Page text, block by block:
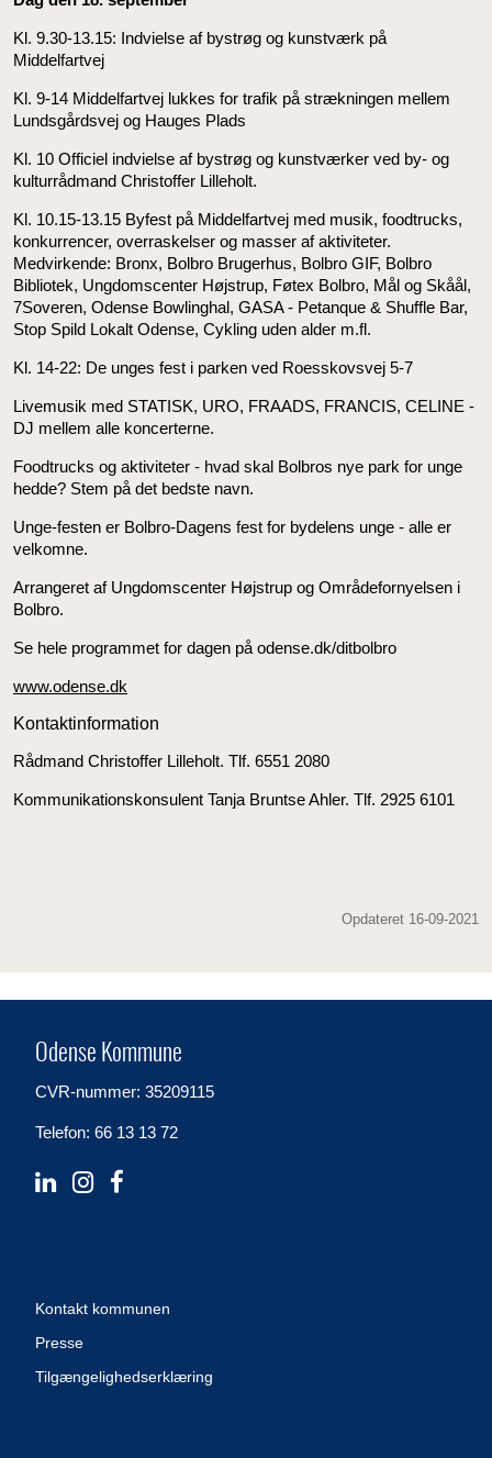
Kl. 9.30-13.15: Indvielse af bystrøg og kunstværk på
Middelfartvej
Kl. 9-14 Middelfartvej lukkes for trafik på strækningen mellem
Lundsgårdsvej og Hauges Plads
Kl. 10 Officiel indvielse af bystrøg og kunstværker ved by- og
kulturrådmand Christoffer Lilleholt.
Kl. 10.15-13.15 Byfest på Middelfartvej med musik, foodtrucks,
konkurrencer, overraskelser og masser af aktiviteter.
Medvirkende: Bronx, Bolbro Brugerhus, Bolbro GIF, Bolbro
Bibliotek, Ungdomscenter Højstrup, Føtex Bolbro, Mål og Skåål,
7Soveren, Odense Bowlinghal, GASA - Petanque & Shuffle Bar,
Stop Spild Lokalt Odense, Cykling uden alder m.fl.
Kl. 14-22: De unges fest i parken ved Roesskovsvej 5-7
Livemusik med STATISK, URO, FRAADS, FRANCIS, CELINE -
DJ mellem alle koncerterne.
Foodtrucks og aktiviteter - hvad skal Bolbros nye park for unge
hedde? Stem på det bedste navn.
Unge-festen er Bolbro-Dagens fest for bydelens unge - alle er
velkomne.
Arrangeret af Ungdomscenter Højstrup og Områdefornyelsen i
Bolbro.
Se hele programmet for dagen på odense.dk/ditbolbro
www.odense.dk
Kontaktinformation
Rådmand Christoffer Lilleholt. Tlf. 6551 2080
Kommunikationskonsulent Tanja Bruntse Ahler. Tlf. 2925 6101
Opdateret 16-09-2021
Odense Kommune
CVR-nummer: 35209115
Telefon: 66 13 13 72
Kontakt kommunen
Presse
Tilgængelighedserklæring